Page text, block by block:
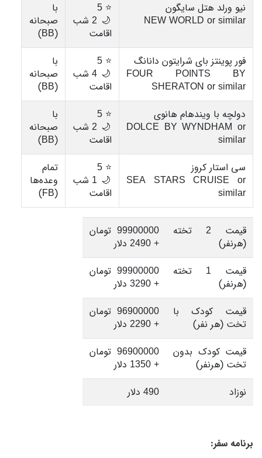
نیو ورلد هتل سایگون
NEW WORLD or similar
⭐ 5
🌙 2 شب
اقامت
با
صبحانه
(BB)
فور پوینتز بای شرایتون دانانگ
FOUR POINTS BY
SHERATON or similar
⭐ 5
🌙 4 شب
اقامت
با
صبحانه
(BB)
دولچه با ویندهام هانوی
DOLCE BY WYNDHAM or
similar
⭐ 5
🌙 2 شب
اقامت
با
صبحانه
(BB)
سی استار کروز
SEA STARS CRUISE or
similar
⭐ 5
🌙 1 شب
اقامت
تمام
وعده‌ها
(FB)
قیمت 2 تخته
(هرنفر)
99900000 تومان
+ 2490 دلار
قیمت 1 تخته
(هرنفر)
99900000 تومان
+ 3290 دلار
قیمت کودک با
تخت (هر نفر)
96900000 تومان
+ 2290 دلار
قیمت کودک بدون
تخت (هرنفر)
96900000 تومان
+ 1350 دلار
نوزاد
490 دلار
برنامه سفر: